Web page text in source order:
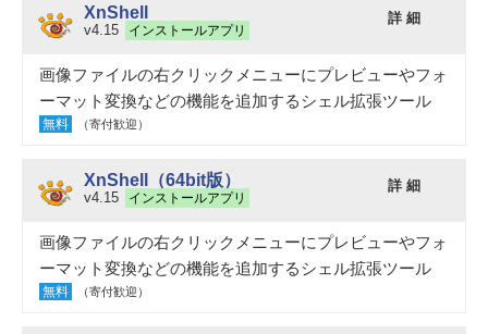
XnShell
v4.15 インストールアプリ
詳 細
画像ファイルの右クリックメニューにプレビューやフォ
ーマット変換などの機能を追加するシェル拡張ツール
無料 （寄付歓迎）
XnShell（64bit版）
v4.15 インストールアプリ
詳 細
画像ファイルの右クリックメニューにプレビューやフォ
ーマット変換などの機能を追加するシェル拡張ツール
無料 （寄付歓迎）